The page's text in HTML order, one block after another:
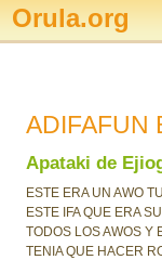
Orula.org
ADIFAFUN
Apataki de
ESTE ERA UN AWO
ESTE IFA QUE ERA
TODOS LOS AWOS Y
TENIA QUE HACER